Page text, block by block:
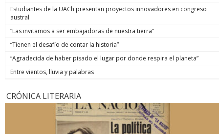
Estudiantes de la UACh presentan proyectos innovadores en congreso
austral
“Las invitamos a ser embajadoras de nuestra tierra”
“Tienen el desafío de contar la historia”
“Agradecida de haber pisado el lugar por donde respira el planeta”
Entre vientos, lluvia y palabras
CRÓNICA LITERARIA